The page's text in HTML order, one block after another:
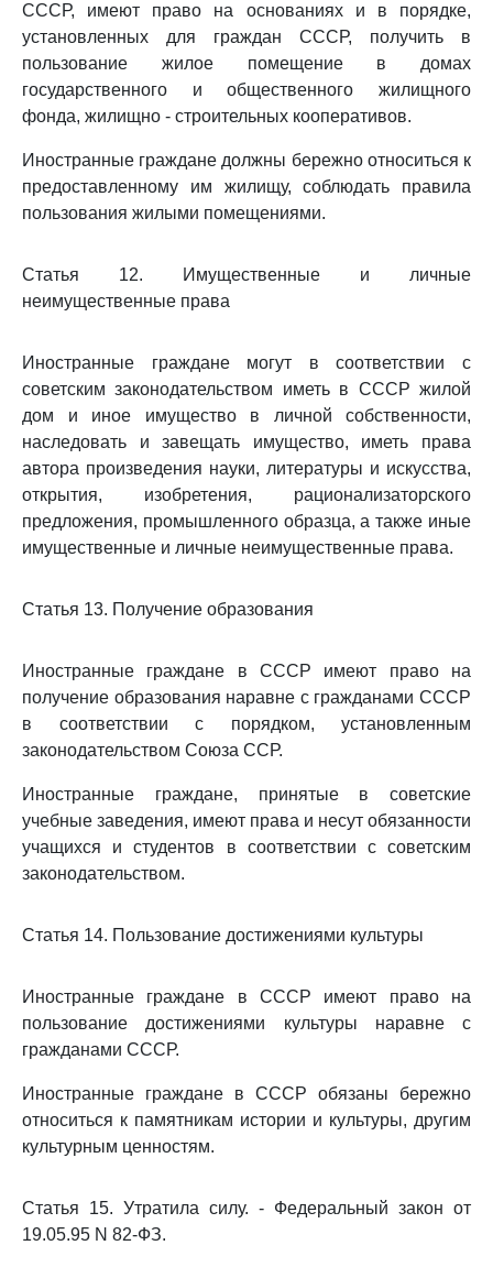
СССР, имеют право на основаниях и в порядке,
установленных для граждан СССР, получить в
пользование жилое помещение в домах
государственного и общественного жилищного
фонда, жилищно - строительных кооперативов.
Иностранные граждане должны бережно относиться к
предоставленному им жилищу, соблюдать правила
пользования жилыми помещениями.
Статья 12. Имущественные и личные
неимущественные права
Иностранные граждане могут в соответствии с
советским законодательством иметь в СССР жилой
дом и иное имущество в личной собственности,
наследовать и завещать имущество, иметь права
автора произведения науки, литературы и искусства,
открытия, изобретения, рационализаторского
предложения, промышленного образца, а также иные
имущественные и личные неимущественные права.
Статья 13. Получение образования
Иностранные граждане в СССР имеют право на
получение образования наравне с гражданами СССР
в соответствии с порядком, установленным
законодательством Союза ССР.
Иностранные граждане, принятые в советские
учебные заведения, имеют права и несут обязанности
учащихся и студентов в соответствии с советским
законодательством.
Статья 14. Пользование достижениями культуры
Иностранные граждане в СССР имеют право на
пользование достижениями культуры наравне с
гражданами СССР.
Иностранные граждане в СССР обязаны бережно
относиться к памятникам истории и культуры, другим
культурным ценностям.
Статья 15. Утратила силу. - Федеральный закон от
19.05.95 N 82-ФЗ.